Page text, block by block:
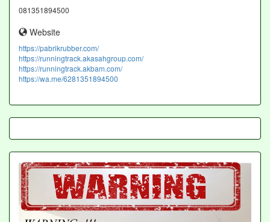
081351894500
Website
https://pabrikrubber.com/
https://runningtrack.akasahgroup.com/
https://runningtrack.akbam.com/
https://wa.me/6281351894500